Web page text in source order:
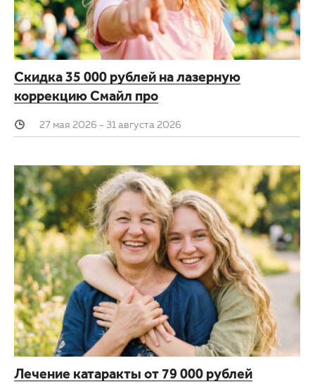
3D-тур по клинике
Партнерам
Закупки
Клуб офтальмологов
Другие заболевания глаз
Детская офтальмология
Оптика
Скидка 35 000 рублей на лазерную
коррекцию Смайл про
27 мая 2026 - 31 августа 2026
Лечение катаракты от 79 000 рублей